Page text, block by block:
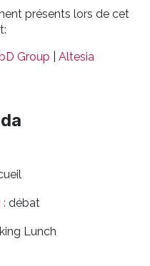
présents lors de cet
Group Altesia
débat
Lunch